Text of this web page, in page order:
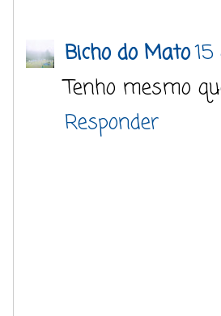
Bicho do Mato
Tenho mesmo
Responder